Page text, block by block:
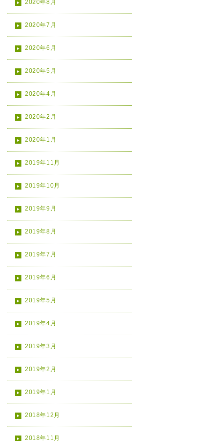
2020年8月
2020年7月
2020年6月
2020年5月
2020年4月
2020年2月
2020年1月
2019年11月
2019年10月
2019年9月
2019年8月
2019年7月
2019年6月
2019年5月
2019年4月
2019年3月
2019年2月
2019年1月
2018年12月
2018年11月